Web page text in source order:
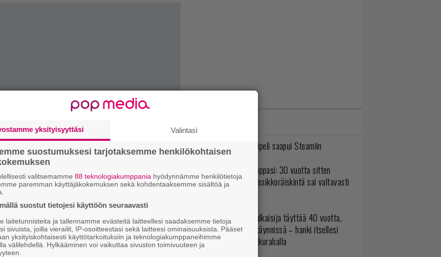
avulla.
kahvitauolla puhutaan! Nappaa ajankohtaiset
Ubisoftin hittipeli saapui Steamiin
No johan pomppasi: 30 vuotta sitten
ilmestynyt klassikkoräiskintä sai valtavasti
Rakastettu julkaisija täyttää 40 vuotta,
valtavat alet käynnissä – hanki itsellesi
klassikoita pikkurahalla
yksityisyyttäsi Valintasi
suostumuksesi tarjotaksemme henkilökohtaisen
valitsemamme 88 teknologiakumppania hyödynnämme henkilötietoja
paremman käyttäjäkokemuksen sekä kohdentaaksemme sisältöä ja
suostut tietojesi käyttöön seuraavasti
laitetunnisteita ja tallennamme evästeitä laitteellesi saadaksemme tietoja
sivuista, joilla vierailit, IP-osoitteestasi sekä laitteesi ominaisuuksista. Pääset
yksityiskohtaisesti käyttötarkoituksiin ja teknologiakumppaneihimme
välilehdellä. Hylkääminen voi vaikuttaa sivuston toimivuuteen ja